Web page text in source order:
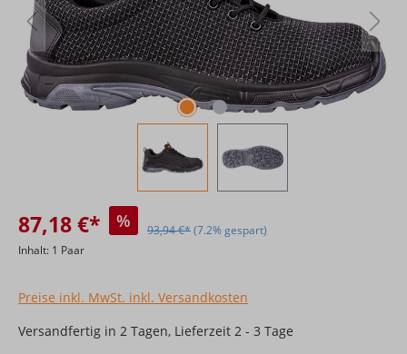
87,18 €* % 93,94 €*(7.2% gespart)
Inhalt: 1 Paar
Preise inkl. MwSt. inkl. Versandkosten
Versandfertig in 2 Tagen, Lieferzeit 2 - 3 Tage